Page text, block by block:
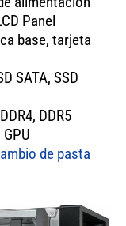
Panel
base, tarjeta
SATA, SSD
DDR5
de pasta